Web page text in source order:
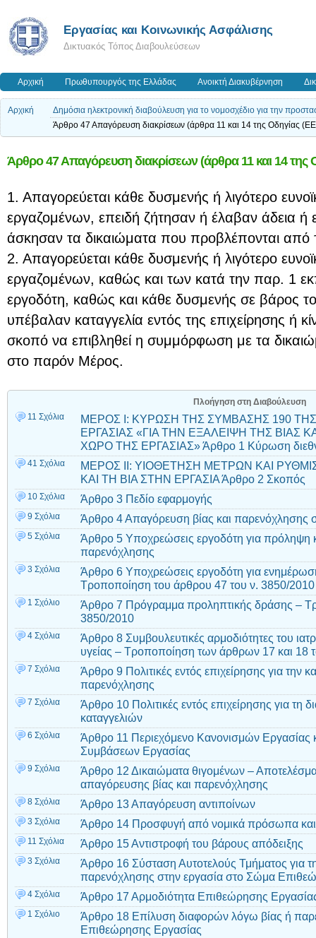
Εργασίας και Κοινωνικής Ασφάλισης
Δικτυακός Τόπος Διαβουλεύσεων
Αρχική Πρωθυπουργός της Ελλάδας Ανοικτή Διακυβέρνηση
Αρχική
Δημόσια ηλεκτρονική διαβούλευση για το νομοσχέδιο για την
Άρθρο 47 Απαγόρευση διακρίσεων (άρθρα 11 και 14 της Οδηγίας
Άρθρο 47 Απαγόρευση διακρίσεων (άρθρα 11 και 14 της
1. Απαγορεύεται κάθε δυσμενής ή λιγότερο
εργαζομένων, επειδή ζήτησαν ή έλαβαν άδεια ή
άσκησαν τα δικαιώματα που προβλέπονται
2. Απαγορεύεται κάθε δυσμενής ή λιγότερο
εργαζομένων, καθώς και των κατά την παρ. 1
εργοδότη, καθώς και κάθε δυσμενής σε βάρος
υπέβαλαν καταγγελία εντός της επιχείρησης ή
σκοπό να επιβληθεί η συμμόρφωση με τα
στο παρόν Μέρος.
Πλοήγηση στη Διαβούλευση
11 Σχόλια
ΜΕΡΟΣ I: ΚΥΡΩΣΗ ΤΗΣ ΣΥΜΒΑΣΗΣ 190
ΕΡΓΑΣΙΑΣ «ΓΙΑ ΤΗΝ ΕΞΑΛΕΙΨΗ ΤΗΣ
ΧΩΡΟ ΤΗΣ ΕΡΓΑΣΙΑΣ» Άρθρο 1 Κύρωση
41 Σχόλια
ΜΕΡΟΣ ΙΙ: ΥΙΟΘΕΤΗΣΗ ΜΕΤΡΩΝ ΚΑΙ
ΚΑΙ ΤΗ ΒΙΑ ΣΤΗΝ ΕΡΓΑΣΙΑ Άρθρο 2 Σκοπός
10 Σχόλια Άρθρο 3 Πεδίο εφαρμογής
9 Σχόλια Άρθρο 4 Απαγόρευση βίας και παρενόχλησης
5 Σχόλια
Άρθρο 5 Υποχρεώσεις εργοδότη για πρόληψη
παρενόχλησης
3 Σχόλια
Άρθρο 6 Υποχρεώσεις εργοδότη για
Τροποποίηση του άρθρου 47 του ν. 3850/2010
1 Σχόλιο
Άρθρο 7 Πρόγραμμα προληπτικής δράσης –
3850/2010
4 Σχόλια
Άρθρο 8 Συμβουλευτικές αρμοδιότητες του
υγείας – Τροποποίηση των άρθρων 17 και 18
7 Σχόλια
Άρθρο 9 Πολιτικές εντός επιχείρησης για την
παρενόχλησης
7 Σχόλια
Άρθρο 10 Πολιτικές εντός επιχείρησης για τη
καταγγελιών
6 Σχόλια
Άρθρο 11 Περιεχόμενο Κανονισμών Εργασίας
Συμβάσεων Εργασίας
9 Σχόλια
Άρθρο 12 Δικαιώματα θιγομένων –
απαγόρευσης βίας και παρενόχλησης
8 Σχόλια Άρθρο 13 Απαγόρευση αντιποίνων
3 Σχόλια Άρθρο 14 Προσφυγή από νομικά πρόσωπα
11 Σχόλια Άρθρο 15 Αντιστροφή του βάρους απόδειξης
3 Σχόλια
Άρθρο 16 Σύσταση Αυτοτελούς Τμήματος για
παρενόχλησης στην εργασία στο Σώμα
4 Σχόλια Άρθρο 17 Αρμοδιότητα Επιθεώρησης
1 Σχόλιο
Άρθρο 18 Επίλυση διαφορών λόγω βίας ή
Επιθεώρησης Εργασίας